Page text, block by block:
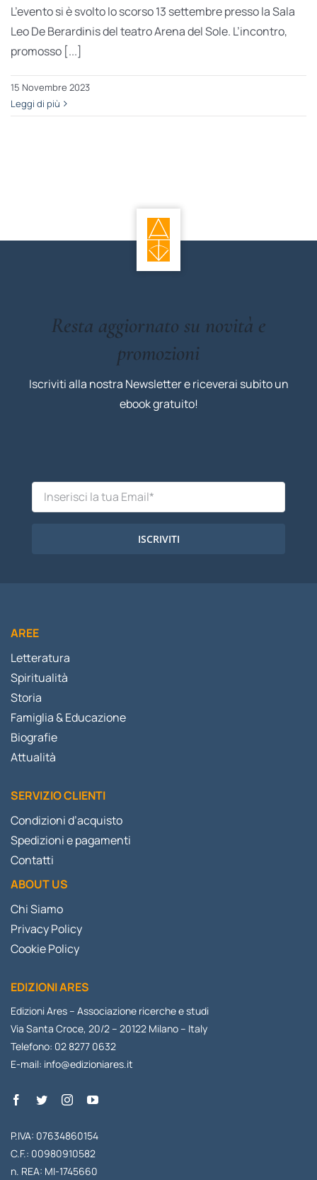
L’evento si è svolto lo scorso 13 settembre presso la Sala
Leo De Berardinis del teatro Arena del Sole. L’incontro,
promosso [...]
15 Novembre 2023
Leggi di più
Resta aggiornato su novità e
promozioni
Iscriviti alla nostra Newsletter e riceverai subito un
ebook gratuito!
ISCRIVITI
AREE
Letteratura
Spiritualità
Storia
Famiglia & Educazione
Biografie
Attualità
SERVIZIO CLIENTI
Condizioni d’acquisto
Spedizioni e pagamenti
Contatti
ABOUT US
Chi Siamo
Privacy Policy
Cookie Policy
EDIZIONI ARES
Edizioni Ares – Associazione ricerche e studi
Via Santa Croce, 20/2 – 20122 Milano – Italy
Telefono: 02 8277 0632
E-mail: info@edizioniares.it
P.IVA: 07634860154
C.F.: 00980910582
n. REA: MI-1745660